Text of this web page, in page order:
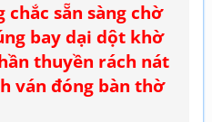
sẵn sàng chờ
bay dại dột khờ
thuyền rách nát
ván đóng bàn thờ